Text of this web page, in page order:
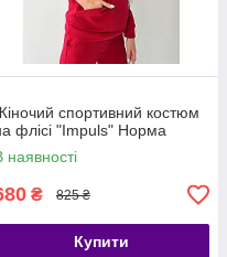
спортивний костюм
флісі "Impuls" Норма
наявності
₴ 825 ₴
Купити